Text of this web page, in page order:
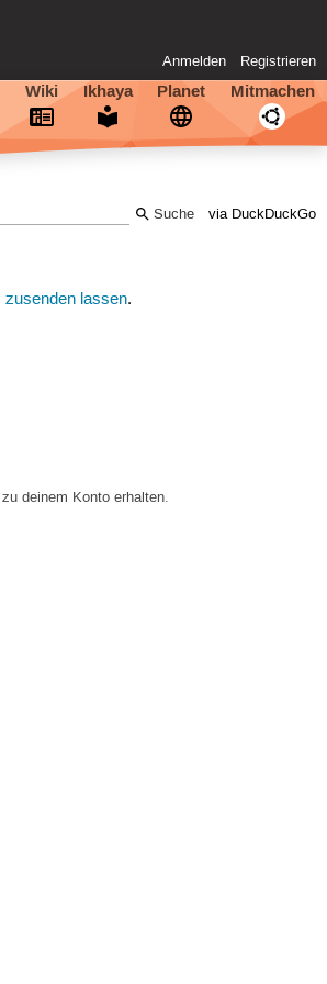
Anmelden Registrieren
Wiki Ikhaya Planet Mitmachen
via DuckDuckGo
zusenden lassen.
deinem Konto erhalten.